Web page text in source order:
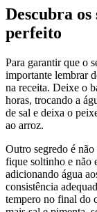
Descubra
perfeito
Para garantir que o
importante lembrar
na receita. Deixe o
horas, trocando a
de sal e deixa o
ao arroz.
Outro segredo é
fique soltinho e não
adicionando água
consistência
tempero no final do